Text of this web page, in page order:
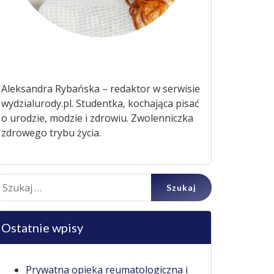
Aleksandra Rybańska – redaktor w serwisie
wydzialurody.pl. Studentka, kochająca pisać
o urodzie, modzie i zdrowiu. Zwolenniczka
zdrowego trybu życia.
Ostatnie wpisy
Prywatna opieka reumatologiczna i